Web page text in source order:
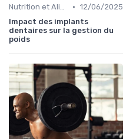
Nutrition et Alimentation Saine • 12/06/2025
Impact des implants
dentaires sur la gestion du
poids